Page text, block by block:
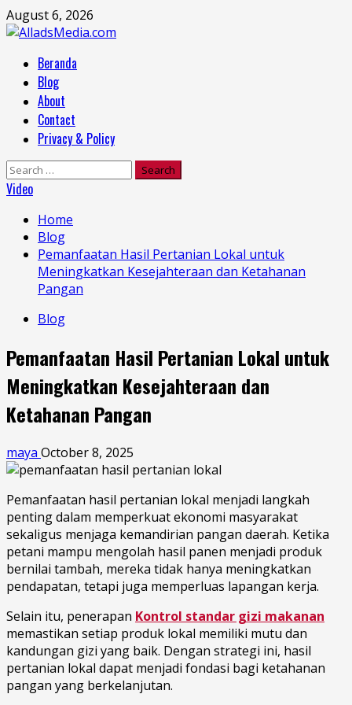
Skip
to
August 6, 2026
MenuBeranda
Blog
About
Contact
Privacy & Policy
Search
for:
Video
Home
Blog
Pemanfaatan Hasil Pertanian Lokal untuk
Meningkatkan Kesejahteraan dan Ketahanan
Pangan
Blog
Pemanfaatan Hasil Pertanian Lokal untuk
Meningkatkan Kesejahteraan dan
Ketahanan Pangan
maya October 8, 2025
Pemanfaatan hasil pertanian lokal menjadi langkah
penting dalam memperkuat ekonomi masyarakat
sekaligus menjaga kemandirian pangan daerah. Ketika
petani mampu mengolah hasil panen menjadi produk
bernilai tambah, mereka tidak hanya meningkatkan
pendapatan, tetapi juga memperluas lapangan kerja.
Selain itu, penerapan Kontrol standar gizi makanan
memastikan setiap produk lokal memiliki mutu dan
kandungan gizi yang baik. Dengan strategi ini, hasil
pertanian lokal dapat menjadi fondasi bagi ketahanan
pangan yang berkelanjutan.